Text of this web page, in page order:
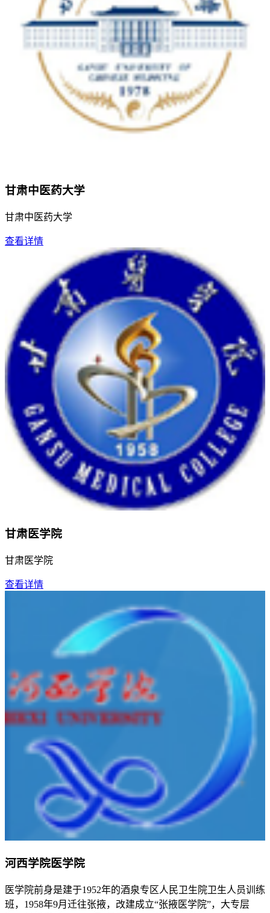
甘肃中医药大学
甘肃中医药大学
查看详情
甘肃医学院
甘肃医学院
查看详情
河西学院医学院
医学院前身是建于1952年的酒泉专区人民卫生院卫生人员训练
班，1958年9月迁往张掖，改建成立“张掖医学院”，大专层